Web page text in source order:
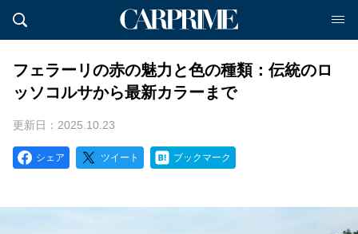
フェラーリの赤の魅力と色の種類：伝統のロ
ッソコルサから最新カラーまで
更新日：2025.10.23
シェア ツイート ブックマーク